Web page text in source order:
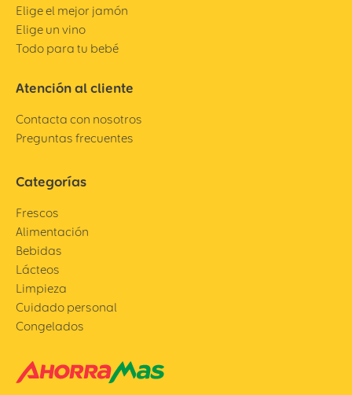
Elige el mejor jamón
Elige un vino
Todo para tu bebé
Atención al cliente
Contacta con nosotros
Preguntas frecuentes
Categorías
Frescos
Alimentación
Bebidas
Lácteos
Limpieza
Cuidado personal
Congelados